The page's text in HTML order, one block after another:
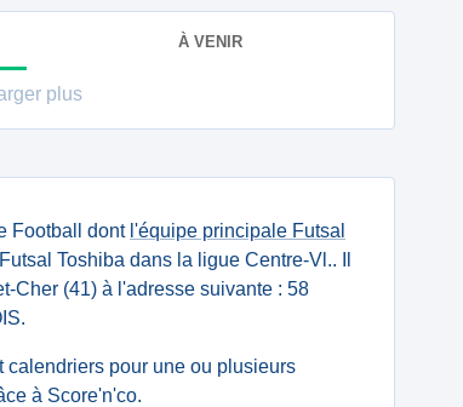
À VENIR
plus
Football dont l'équipe principale Futsal
Toshiba dans la ligue Centre-Vl.. Il
Cher (41) à l'adresse suivante : 58
calendriers pour une ou plusieurs
à Score'n'co.